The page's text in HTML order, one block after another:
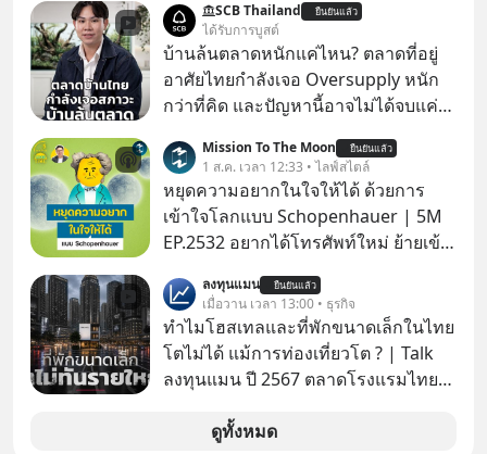
SCB Thailand ยืนยันแล้ว
ได้รับการบูสต์
บ้านล้นตลาดหนักแค่ไหน? ตลาดที่อยู่
อาศัยไทยกำลังเจอ Oversupply หนัก
กว่าที่คิด และปัญหานี้อาจไม่ได้จบแค่
ล้นตลาด #เศรษฐกิจไทย #EICAround
#SCBThailand สามารถดูคลิปที่
youtube ประกอบได้ที่ link :
https://youtube.com/shorts/-
Mission To The Moon ยืนยันแล้ว
1 ส.ค. เวลา 12:33 • ไลฟ์สไตล์
หยุดความอยากในใจให้ได้ ด้วยการ
เข้าใจโลกแบบ Schopenhauer | 5M
EP.2532 อยากได้โทรศัพท์ใหม่ ย้ายเข้า
เคยสงสัยไหมว่าทำไมพอได้ของที่อยาก
ได้มาแล้วความสุขนั้นกลับอยู่กับเราได้
ไม่นาน? นี่คือกลไกพื้นฐานของมนุษย์ที่
Arthur Schopenhauer นักปรัชญา
ชาวเยอรมันเคยอธิบายไว้เมื่อ 200 กว่า
ปีก่อน แล้วเราจะหยุดวงจรความอยาก
ลงทุนแมน ยืนยันแล้ว
เมื่อวาน เวลา 13:00 • ธุรกิจ
ทำไมโฮสเทลและที่พักขนาดเล็กในไทย
โตไม่ได้ แม้การท่องเที่ยวโต ? | Talk
ลงทุนแมน ปี 2567 ตลาดโรงแรมไทย
หรือไม่ว่า รายได้กว่า 85% กระจุกอยู่กับ
ดูทั้งหมด